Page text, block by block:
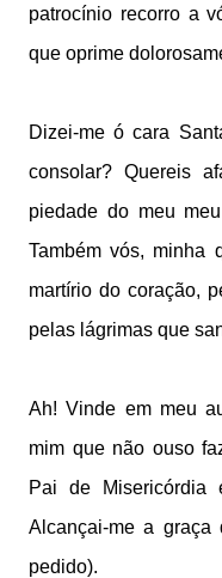
patrocínio recorro a
que oprime
Dizei-me ó cara
consolar? Quereis
piedade do meu
Também vós, minha
martírio do coração,
pelas lágrimas que
Ah! Vinde em meu
mim que não ouso
Pai de Misericórdia
Alcançai-me a graça
pedido).